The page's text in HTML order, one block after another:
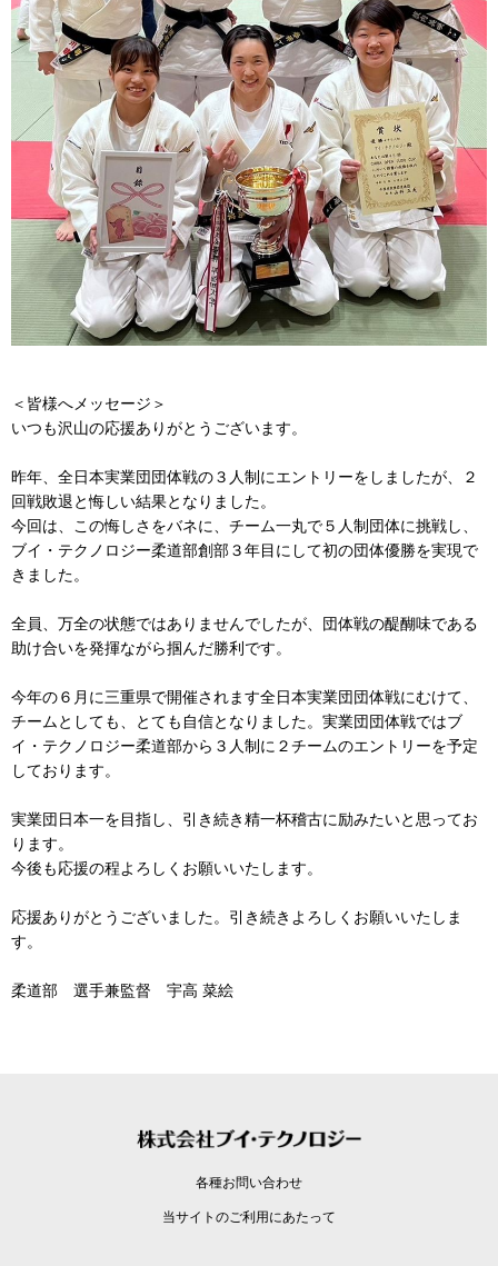
＜皆様へメッセージ＞
いつも沢山の応援ありがとうございます。
昨年、全日本実業団団体戦の３人制にエントリーをしましたが、２
回戦敗退と悔しい結果となりました。
今回は、この悔しさをバネに、チーム一丸で５人制団体に挑戦し、
ブイ・テクノロジー柔道部創部３年目にして初の団体優勝を実現で
きました。
全員、万全の状態ではありませんでしたが、団体戦の醍醐味である
助け合いを発揮ながら掴んだ勝利です。
今年の６月に三重県で開催されます全日本実業団団体戦にむけて、
チームとしても、とても自信となりました。実業団団体戦ではブ
イ・テクノロジー柔道部から３人制に２チームのエントリーを予定
しております。
実業団日本一を目指し、引き続き精一杯稽古に励みたいと思ってお
ります。
今後も応援の程よろしくお願いいたします。
応援ありがとうございました。引き続きよろしくお願いいたしま
す。
柔道部 選手兼監督 宇高 菜絵
各種お問い合わせ
当サイトのご利用にあたって